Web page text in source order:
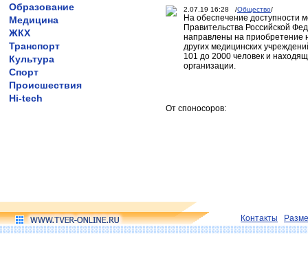
Образование
Медицина
ЖКХ
Транспорт
Культура
Спорт
Происшествия
Hi-tech
2.07.19 16:28 /Общество/
На обеспечение доступности
Правительства Российской
направлены на приобретение
других медицинских
101 до 2000 человек и
организации.
От споносоров:
Контакты